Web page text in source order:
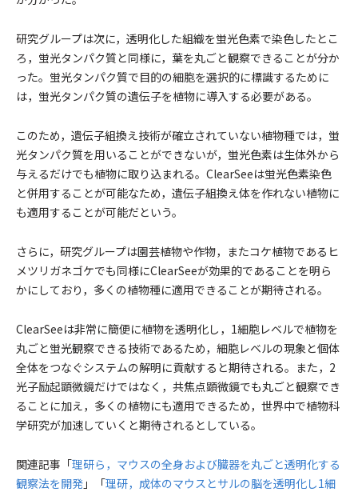
研究グループは次に，透明化した組織を蛍光色素で染色したとこ
ろ，蛍光タンパク質と同様に，葉を丸ごと観察できることが分か
った。蛍光タンパク質で目的の細胞を選択的に標識するために
は，蛍光タンパク質の遺伝子を植物に導入する必要がある。
このため，遺伝子組換え技術が確立されていない植物種では，蛍
光タンパク質を用いることができないが，蛍光色素は生体外から
与えるだけでも植物に取り込まれる。ClearSeeは蛍光色素染色
と併用することが可能なため，遺伝子組換え体を作れない植物に
も適用することが可能だという。
さらに，研究グループは園芸植物や作物，またコケ植物であるヒ
メツリガネゴケでも同様にClearSeeが効果的であることを明ら
かにしており，多くの植物種に適用できることが期待される。
ClearSeeは非常に簡便に植物を透明化し，1細胞レベルで植物を
丸ごと蛍光観察できる技術であるため，細胞レベルの現象と個体
全体をつなぐシステムの解明に貢献すると期待される。また，2
光子励起顕微鏡だけではなく，共焦点顕微鏡でも丸ごと観察でき
ることに加え，多くの植物にも適用できるため，世界中で植物科
学研究が加速していくと期待されるとしている。
関連記事「理研ら，マウスの全身および臓器を丸ごと透明化する
観察法を開発 」「理研，成体のマウスとサルの脳を透明化し1細